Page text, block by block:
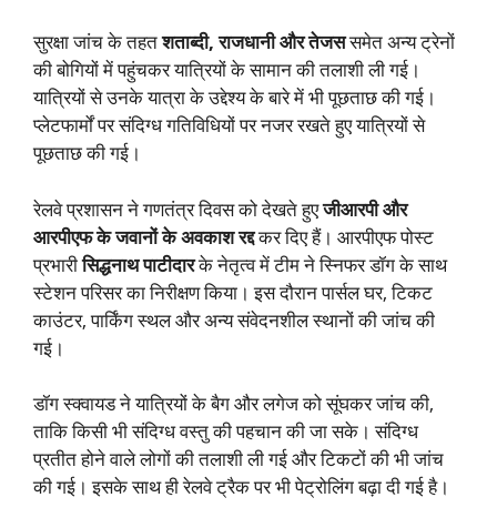
सुरक्षा जांच के तहतशताब्दी, राजधानी और तेजससमेत अन्य ट्रेनों
की बोगियों में पहुंचकर यात्रियों के सामान की तलाशी ली गई।
यात्रियों से उनके यात्रा के उद्देश्य के बारे में भी पूछताछ की गई।
प्लेटफार्मों पर संदिग्ध गतिविधियों पर नजर रखते हुए यात्रियों से
पूछताछ की गई।
रेलवे प्रशासन ने गणतंत्र दिवस को देखते हुएजीआरपी और
आरपीएफ के जवानों के अवकाश रद्दकर दिए हैं। आरपीएफ पोस्ट
प्रभारीसिद्धनाथ पाटीदारके नेतृत्व में टीम ने स्निफर डॉग के साथ
स्टेशन परिसर का निरीक्षण किया। इस दौरान पार्सल घर, टिकट
काउंटर, पार्किंग स्थल और अन्य संवेदनशील स्थानों की जांच की
गई।
डॉग स्क्वायड ने यात्रियों के बैग और लगेज को सूंघकर जांच की,
ताकि किसी भी संदिग्ध वस्तु की पहचान की जा सके। संदिग्ध
प्रतीत होने वाले लोगों की तलाशी ली गई और टिकटों की भी जांच
की गई। इसके साथ ही रेलवे ट्रैक पर भी पेट्रोलिंग बढ़ा दी गई है।